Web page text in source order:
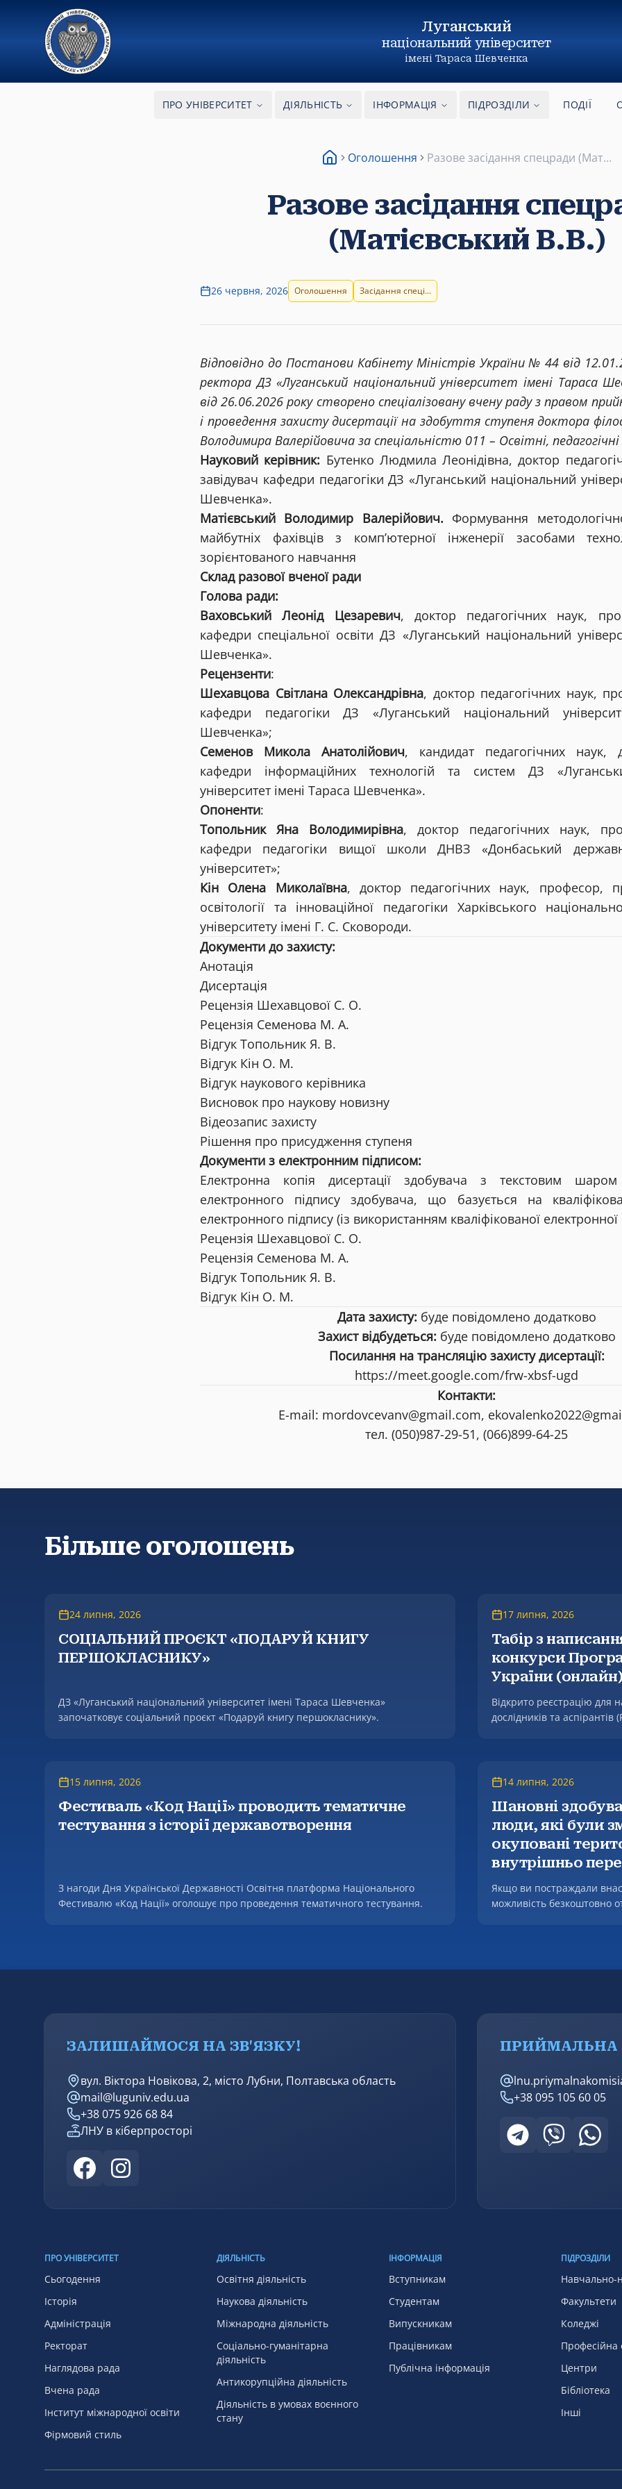
Луганський
національний університет
імені Тараса Шевченка
ПРО УНІВЕРСИТЕТ ДІЯЛЬНІСТЬ ІНФОРМАЦІЯ ПІДРОЗДІЛИ ПОДІЇ
Оголошення Разове засідання спецради (Мат...
Разове засідання
(Матієвський В.В.)
26 червня, 2026 Оголошення Засідання спеці...
Відповідно до Постанови Кабінету Міністрів України № 44 від
ректора ДЗ «Луганський національний університет імені Тараса
від 26.06.2026 року створено спеціалізовану вчену раду з правом
і проведення захисту дисертації на здобуття ступеня доктора
Володимира Валерійовича за спеціальністю 011 – Освітні, педагогічні
Науковий керівник: Бутенко Людмила Леонідівна, доктор
завідувач кафедри педагогіки ДЗ «Луганський національний
Шевченка».
Матієвський Володимир Валерійович. Формування
майбутніх фахівців з комп’ютерної інженерії засобами
зорієнтованого навчання
Склад разової вченої ради
Голова ради:
Ваховський Леонід Цезаревич, доктор педагогічних наук,
кафедри спеціальної освіти ДЗ «Луганський національний
Шевченка».
Рецензенти:
Шехавцова Світлана Олександрівна, доктор педагогічних наук,
кафедри педагогіки
ДЗ «Луганський національний
Шевченка»;
Семенов Микола Анатолійович, кандидат педагогічних наук,
кафедри інформаційних технологій та систем ДЗ
університет імені Тараса Шевченка».
Опоненти:
Топольник Яна Володимирівна, доктор педагогічних наук,
кафедри педагогіки вищої школи ДНВЗ «Донбаський
університет»;
Кін Олена Миколаївна, доктор педагогічних наук, професор,
освітології та інноваційної педагогіки Харківського
університету імені Г. С. Сковороди.
Документи до захисту:
Анотація
Дисертація
Рецензія Шехавцової С. О.
Рецензія Семенова М. А.
Відгук Топольник Я. В.
Відгук Кін О. М.
Відгук наукового керівника
Висновок про наукову новизну
Відеозапис захисту
Рішення про присудження ступеня
Документи з електронним підписом:
Електронна копія дисертації здобувача з текстовим
електронного підпису здобувача, що базується на
електронного підпису (із використанням кваліфікованої
Рецензія Шехавцової С. О.
Рецензія Семенова М. А.
Відгук Топольник Я. В.
Відгук Кін О. М.
Дата захисту: буде повідомлено додатково
Захист відбудеться:буде повідомлено додатково
Посилання на трансляцію захисту дисертації:
https://meet.google.com/frw-xbsf-ugd
Контакти:
E-mail: mordovcevanv@gmail.com,
тел. (050)987-29-51, (066)899-64-25
Більше оголошень
24 липня, 2026
СОЦІАЛЬНИЙ ПРОЄКТ «ПОДАРУЙ КНИГУ
ПЕРШОКЛАСНИКУ»
ДЗ «Луганський національний університет імені Тараса Шевченка»
започатковує соціальний проєкт «Подаруй книгу першокласнику».
17 липня, 2026
Табір з
конкурси
України (онлайн)
Відкрито реєстрацію для
дослідників та
15 липня, 2026
Фестиваль «Код Нації» проводить тематичне
тестування з історії державотворення
З нагоди Дня Української Державності Освітня платформа Національного
Фестивалю «Код Нації» оголошує про проведення тематичного тестування.
14 липня, 2026
Шановні
люди, які були
окуповані
внутрішньо
Якщо ви постраждали
можливість безкоштовно
ЗАЛИШАЙМОСЯ НА ЗВ'ЯЗКУ!
вул. Віктора Новікова, 2, місто Лубни, Полтавська область
mail@luguniv.edu.ua
+38 075 926 68 84
ЛНУ в кіберпросторі
ПРИЙМАЛЬНА
+38 095 105 60 05
ПРО УНІВЕРСИТЕТ
Сьогодення
Історія
Адміністрація
Ректорат
Наглядова рада
Вчена рада
Інститут міжнародної освіти
Фірмовий стиль
ДІЯЛЬНІСТЬ
Освітня діяльність
Наукова діяльність
Міжнародна діяльність
Соціально-гуманітарна
діяльність
Антикорупційна діяльність
Діяльність в умовах воєнного
стану
ІНФОРМАЦІЯ
Вступникам
Студентам
Випускникам
Працівникам
Публічна інформація
ПІДРОЗДІЛИ
Навчально-
Факультети
Коледжі
Професійна
Центри
Бібліотека
Інші